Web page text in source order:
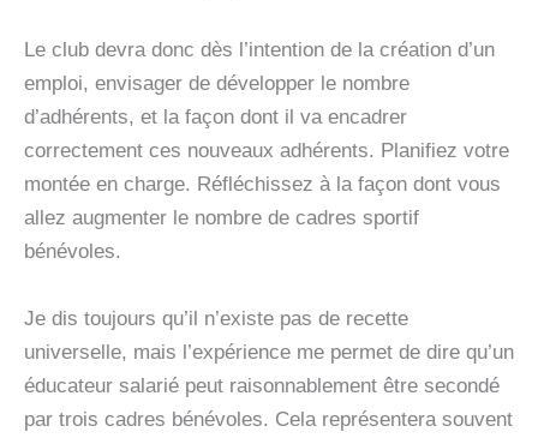
Le club devra donc dès l’intention de la création d’un
emploi, envisager de développer le nombre
d’adhérents, et la façon dont il va encadrer
correctement ces nouveaux adhérents. Planifiez votre
montée en charge. Réfléchissez à la façon dont vous
allez augmenter le nombre de cadres sportif
bénévoles.
Je dis toujours qu’il n’existe pas de recette
universelle, mais l’expérience me permet de dire qu’un
éducateur salarié peut raisonnablement être secondé
par trois cadres bénévoles. Cela représentera souvent